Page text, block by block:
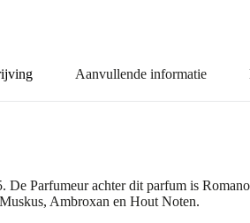
Aanvullende informatie
Parfumeur achter dit parfum is
Ambroxan en Hout Noten.